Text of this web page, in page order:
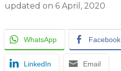
updated on 6 April, 2020
WhatsApp Facebook
LinkedIn Email